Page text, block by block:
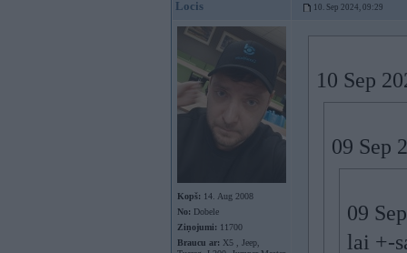
Locis 10. Sep 2024, 09:29
Kopš: 14. Aug 2008
No: Dobele
Ziņojumi: 11700
Braucu ar: X5 , Jeep,
10 Sep
09 Sep
09
lai +-